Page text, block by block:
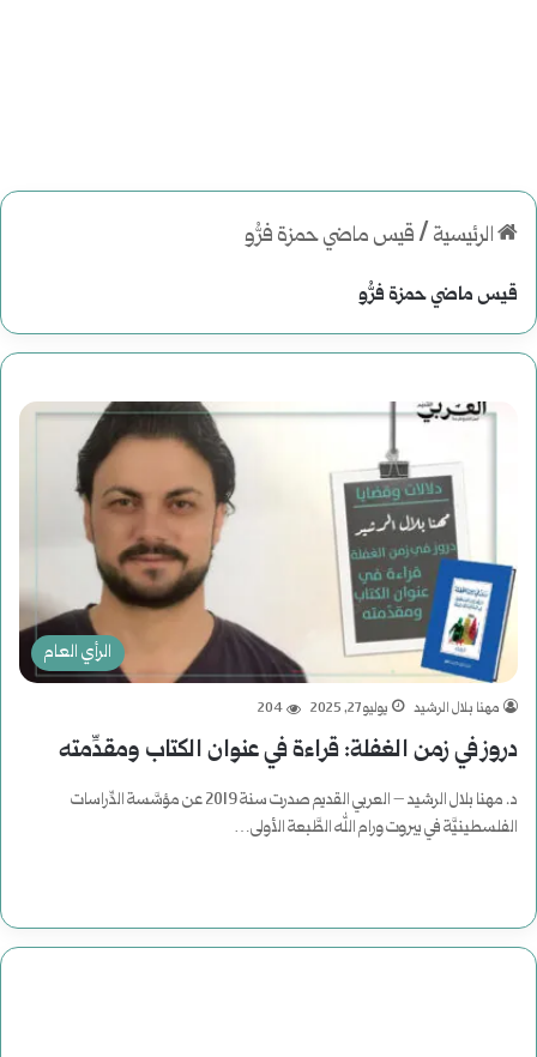
الرئيسية /قيس ماضي حمزة فرُّو
قيس ماضي حمزة فرُّو
الرأي العام
مهنا بلال الرشيد يوليو 27, 2025 204
دروز في زمن الغفلة: قراءة في عنوان الكتاب ومقدِّمته
د. مهنا بلال الرشيد – العربي القديم صدرت سنة 2019 عن مؤسَّسة الدِّراسات
الفلسطينيَّة في بيروت ورام الله الطَّبعة الأولى…